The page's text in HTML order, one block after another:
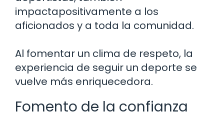
impactapositivamente a los
aficionados y a toda la comunidad.
Al fomentar un clima de respeto, la
experiencia de seguir un deporte se
vuelve más enriquecedora.
Fomento de la confianza